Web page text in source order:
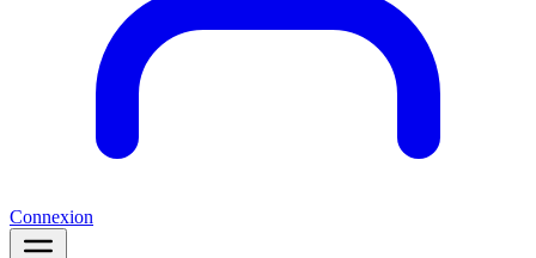
Connexion